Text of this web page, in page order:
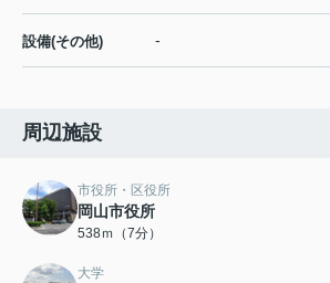
設備(その他) -
周辺施設
市役所・区役所
岡山市役所
538ｍ（7分）
大学